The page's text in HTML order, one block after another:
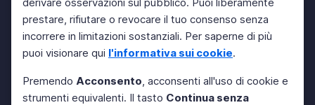
prestare, rifiutare o revocare il tuo consenso senza
incorrere in limitazioni sostanziali. Per saperne di più
puoi visionare qui l'informativa sui cookie.
Premendo Acconsento, acconsenti all'uso di cookie e
strumenti equivalenti. Il tasto Continua senza